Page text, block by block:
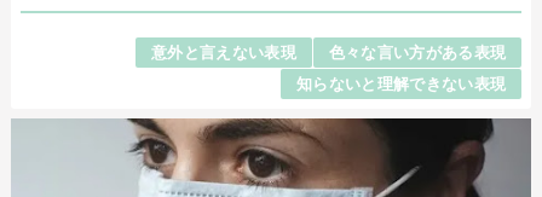
意外と言えない表現
色々な言い方がある表現
知らないと理解できない表現